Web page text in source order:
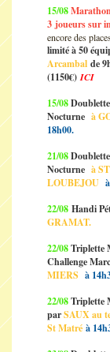
15/08
3 joueurs sur
encore des
limité à 50
Arcambal de
(1150€)ICI
15/08
Nocturne à
18h00.
21/08
Nocturne à
LOUBEJOU
22/08 Handi
GRAMAT.
22/08Triplette
Challenge
MIERS à
22/08Triplette
parSAUX au
St Matré à